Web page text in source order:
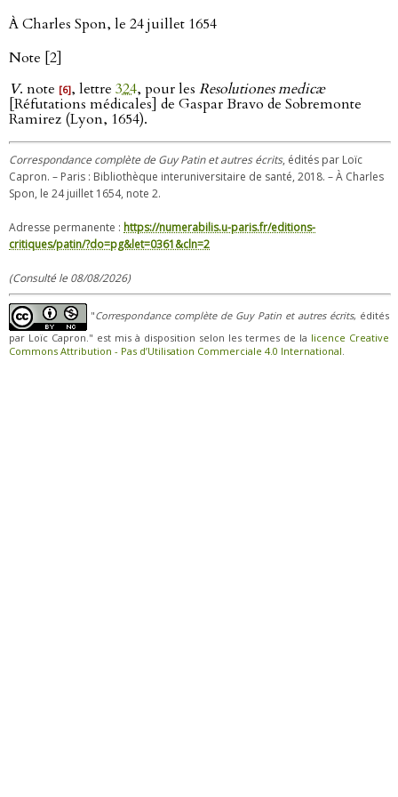
À Charles Spon, le 24 juillet 1654
Note [2]
V. note [6], lettre 324, pour les Resolutiones medicæ
[Réfutations médicales] de Gaspar Bravo de Sobremonte
Ramirez (Lyon, 1654).
Correspondance complète de Guy Patin et autres écrits, édités par Loïc
Capron. – Paris : Bibliothèque interuniversitaire de santé, 2018. – À Charles
Spon, le 24 juillet 1654, note 2.
Adresse permanente : https://numerabilis.u-paris.fr/editions-
critiques/patin/?do=pg&let=0361&cln=2
(Consulté le 08/08/2026)
"Correspondance complète de Guy Patin et autres écrits, édités
par Loïc Capron." est mis à disposition selon les termes de la licence Creative
Commons Attribution - Pas d’Utilisation Commerciale 4.0 International.